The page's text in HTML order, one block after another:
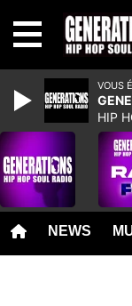
NEWS
VOUS
HIP